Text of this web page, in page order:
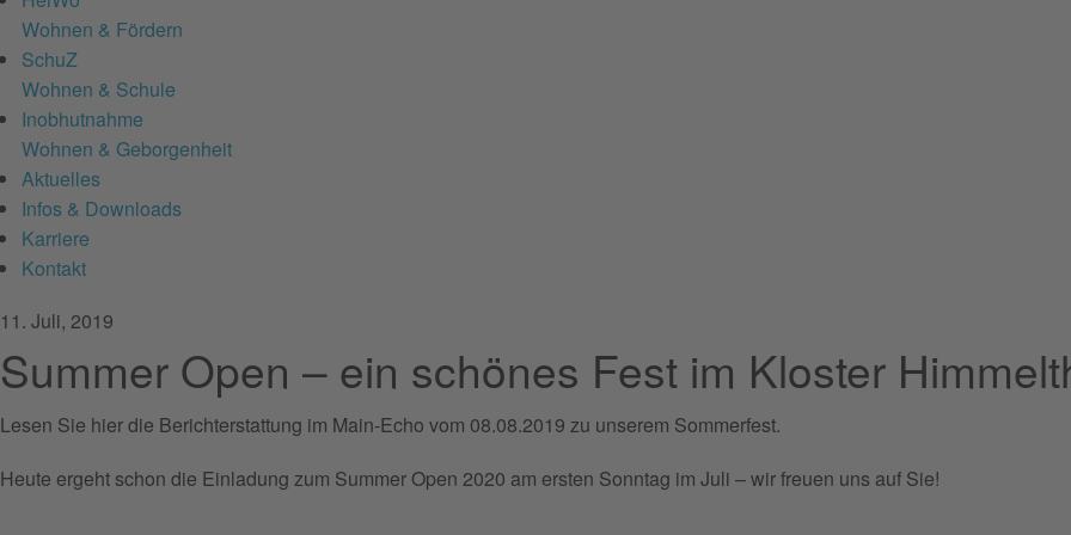
Wohnen & Fördern
SchuZ
Wohnen & Schule
Inobhutnahme
Wohnen & Geborgenheit
Aktuelles
Infos & Downloads
Karriere
Kontakt
11. Juli, 2019
Summer Open – ein schönes Fest im Kloster
Lesen Sie hier die Berichterstattung im Main-Echo vom 08.08.2019 zu unserem Sommerfest.
Heute ergeht schon die Einladung zum Summer Open 2020 am ersten Sonntag im Juli – wir freuen uns auf Sie!